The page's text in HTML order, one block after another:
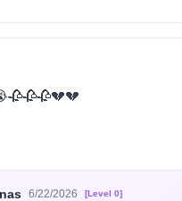
6/22/2026 [Level 0]